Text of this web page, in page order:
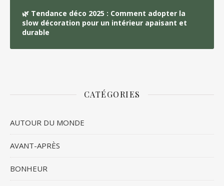
🌿 Tendance déco 2025 : Comment adopter la
slow décoration pour un intérieur apaisant et
durable
CATÉGORIES
AUTOUR DU MONDE
AVANT-APRÈS
BONHEUR